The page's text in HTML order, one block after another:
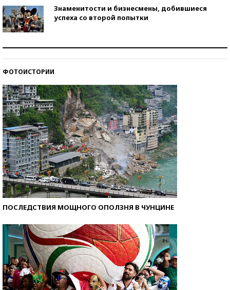
Знаменитости и бизнесмены, добившиеся
успеха со второй попытки
ФОТОИСТОРИИ
ПОСЛЕДСТВИЯ МОЩНОГО ОПОЛЗНЯ В ЧУНЦИНЕ